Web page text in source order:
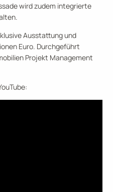
wird zudem integrierte
Ausstattung und
Euro. Durchgeführt
Projekt Management